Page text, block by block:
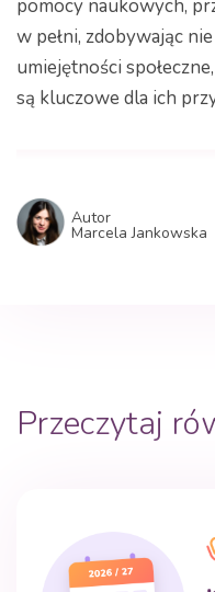
pomocy naukowych,
w pełni, zdobywając
umiejętności
są kluczowe dla ich
Autor
Marcela Jankowska
Przeczytaj